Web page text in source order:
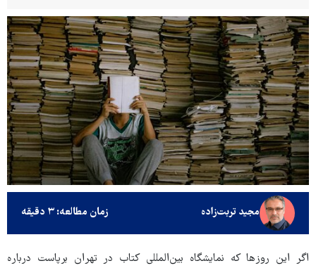
مجید تربت‌زاده زمان مطالعه: ۳ دقیقه
اگر این روزها که نمایشگاه بین‌المللی کتاب در تهران برپاست درباره